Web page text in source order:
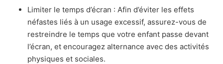
Limiter le temps d’écran : Afin d’éviter les effets
néfastes liés à un usage excessif, assurez-vous de
restreindre le temps que votre enfant passe devant
l’écran, et encouragez alternance avec des activités
physiques et sociales.